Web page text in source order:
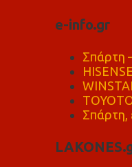
e-info.gr
Σπάρτη
Σπάρτη,